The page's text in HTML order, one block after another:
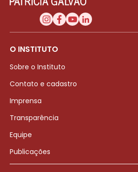
O INSTITUTO
Sobre o Instituto
Contato e cadastro
Imprensa
Transparência
Equipe
Publicações